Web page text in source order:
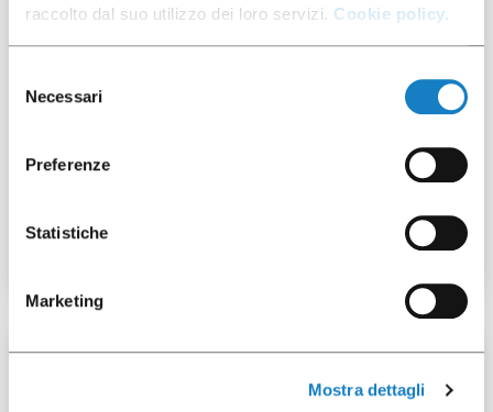
raccolto dal suo utilizzo dei loro servizi. Cookie policy.
delNecessari
Preferenze
Statistiche
Marketing
Mostra dettagli